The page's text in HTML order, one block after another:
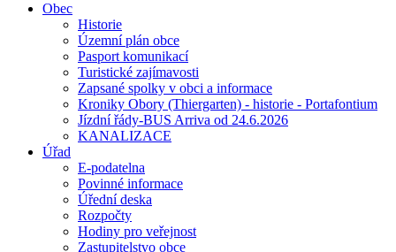
Obec
Historie
Územní plán obce
Pasport komunikací
Turistické zajímavosti
Zapsané spolky v obci a informace
Kroniky Obory (Thiergarten) - historie - Portafontium
Jízdní řády-BUS Arriva od 24.6.2026
KANALIZACE
Úřad
E-podatelna
Povinné informace
Úřední deska
Rozpočty
Hodiny pro veřejnost
Zastupitelstvo obce